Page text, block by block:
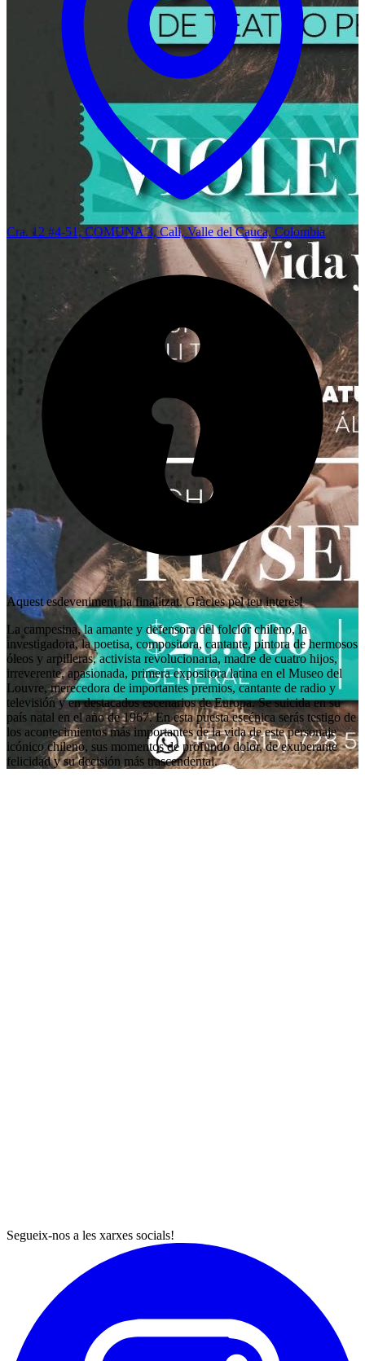
Cra. 12 #4-51, COMUNA 3, Cali, Valle del Cauca, Colombia
Aquest esdeveniment ha finalitzat. Gràcies pel teu interès!
La campesina, la amante y defensora del folclor chileno, la
investigadora, la poetisa, compositora, cantante, pintora de hermosos
óleos y arpilleras, activista revolucionaria, madre de cuatro hijos,
irreverente, apasionada, primera expositora latina en el Museo del
Louvre, merecedora de importantes premios, cantante de radio y
televisión y en destacados escenarios de Europa. Se suicida en su
país natal en el año de 1967. En esta puesta escénica serás testigo de
los acontecimientos más importantes de la vida de este personaje
icónico chileno, sus momentos de profundo dolor, de exuberante
felicidad y su decisión más trascendental.
Segueix-nos a les xarxes socials!